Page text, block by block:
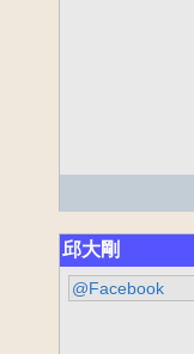
邱大剛
@Facebook